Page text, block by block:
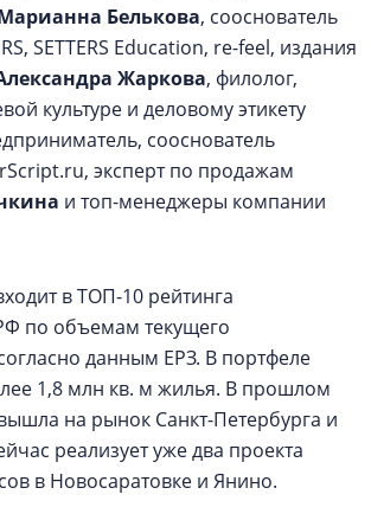
Белькова, сооснователь
SETTERS Education, re-feel, издания
Жаркова, филолог,
культуре и деловому этикету
сооснователь
эксперт по продажам
и топ-менеджеры компании
в ТОП-10 рейтинга
по объемам текущего
данным ЕРЗ. В портфеле
1,8 млн кв. м жилья. В прошлом
на рынок Санкт-Петербурга и
реализует уже два проекта
в Новосаратовке и Янино.